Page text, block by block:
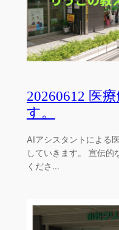
20260612 医
す。
AIアシスタントによる
していきます。 宣伝的
くださ…